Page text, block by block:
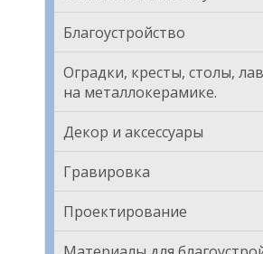
Благоустройство
Оградки, кресты, столы,
на металлокерамике.
Декор и аксессуары
Гравировка
Проектирование